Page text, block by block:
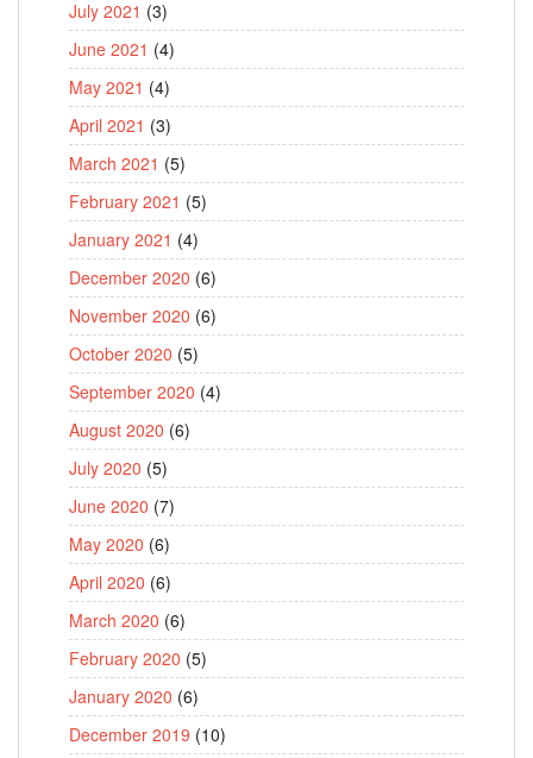
July 2021 (3)
June 2021 (4)
May 2021 (4)
April 2021 (3)
March 2021 (5)
February 2021 (5)
January 2021 (4)
December 2020 (6)
November 2020 (6)
October 2020 (5)
September 2020 (4)
August 2020 (6)
July 2020 (5)
June 2020 (7)
May 2020 (6)
April 2020 (6)
March 2020 (6)
February 2020 (5)
January 2020 (6)
December 2019 (10)